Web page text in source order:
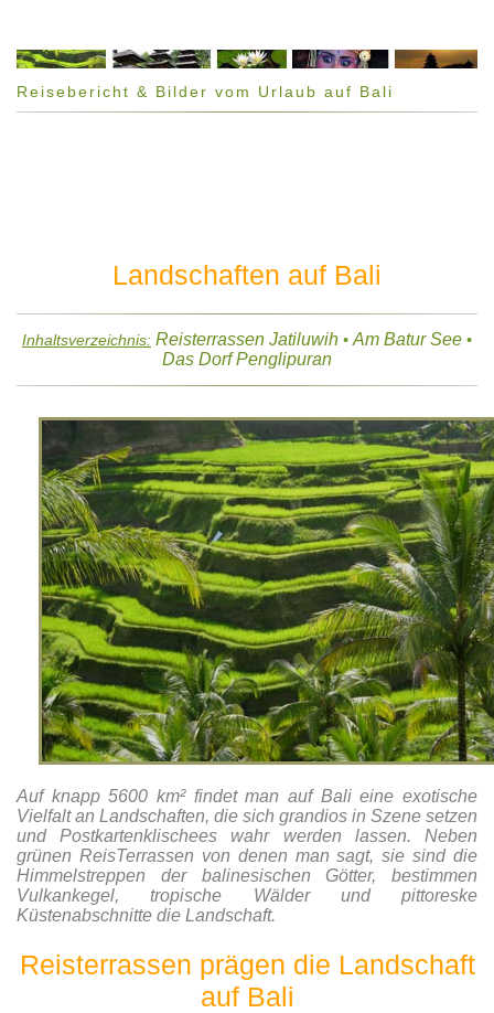
Reisebericht & Bilder vom Urlaub auf Bali
Landschaften auf Bali
Inhaltsverzeichnis: Reisterrassen Jatiluwih •Am Batur See •
Das Dorf Penglipuran
Auf knapp 5600 km² findet man auf Bali eine exotische
Vielfalt an Landschaften, die sich grandios in Szene setzen
und Postkartenklischees wahr werden lassen. Neben
grünen ReisTerrassen von denen man sagt, sie sind die
Himmelstreppen der balinesischen Götter, bestimmen
Vulkankegel, tropische Wälder und pittoreske
Küstenabschnitte die Landschaft.
Reisterrassen prägen die Landschaft
auf Bali